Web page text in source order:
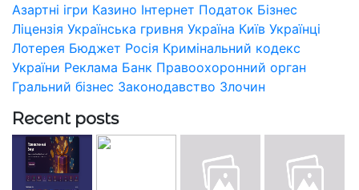
Азартні ігри Казино Інтернет Податок Бізнес
Ліцензія Українська гривня Україна Київ Українці
Лотерея Бюджет Росія Кримінальний кодекс
України Реклама Банк Правоохоронний орган
Гральний бізнес Законодавство Злочин
Recent posts